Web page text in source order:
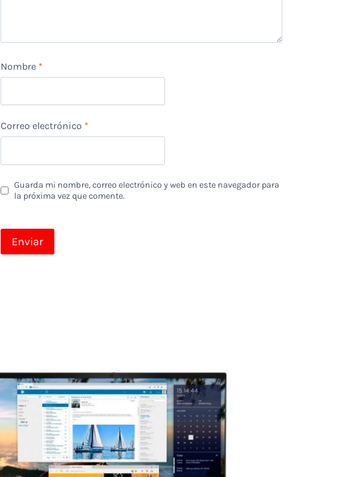
Nombre *
Correo electrónico *
Guarda mi nombre, correo electrónico y web en este navegador para
la próxima vez que comente.